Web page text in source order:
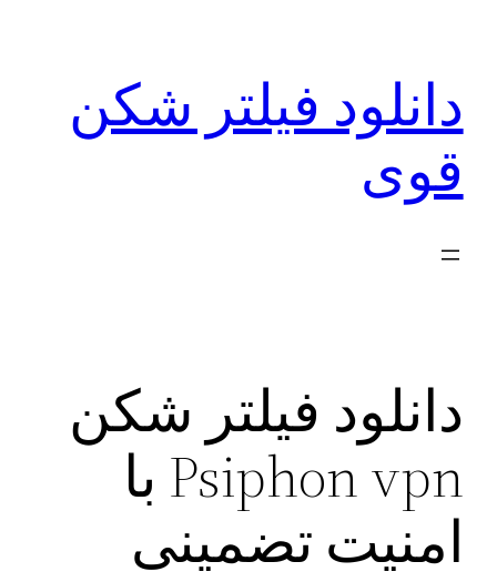
دانلود فیلتر شکن
قوی
دانلود فیلتر شکن
Psiphon vpn با
امنیت تضمینی